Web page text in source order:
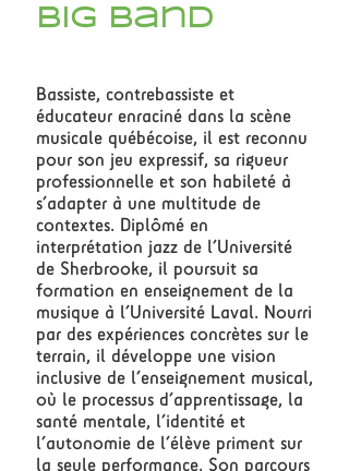
big band
Bassiste, contrebassiste et
éducateur enraciné dans la scène
musicale québécoise, il est reconnu
pour son jeu expressif, sa rigueur
professionnelle et son habileté à
s’adapter à une multitude de
contextes. Diplômé en
interprétation jazz de l’Université
de Sherbrooke, il poursuit sa
formation en enseignement de la
musique à l’Université Laval. Nourri
par des expériences concrètes sur le
terrain, il développe une vision
inclusive de l’enseignement musical,
où le processus d’apprentissage, la
santé mentale, l’identité et
l’autonomie de l’élève priment sur
la seule performance. Son parcours